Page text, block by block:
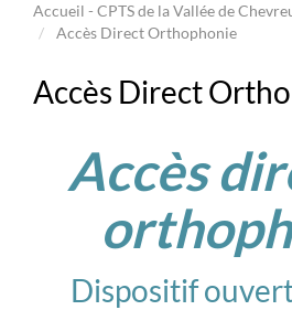
Accueil - CPTS de la Vallée de
Accès Direct Orthophonie
Accès Direct
Accès
Dispositif